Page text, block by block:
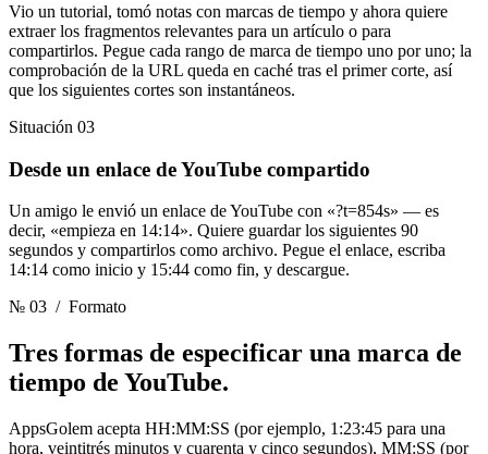
Vio un tutorial, tomó notas con marcas de tiempo y ahora quiere
extraer los fragmentos relevantes para un artículo o para
compartirlos. Pegue cada rango de marca de tiempo uno por uno; la
comprobación de la URL queda en caché tras el primer corte, así
que los siguientes cortes son instantáneos.
Situación 03
Desde un enlace de YouTube compartido
Un amigo le envió un enlace de YouTube con «?t=854s» — es
decir, «empieza en 14:14». Quiere guardar los siguientes 90
segundos y compartirlos como archivo. Pegue el enlace, escriba
14:14 como inicio y 15:44 como fin, y descargue.
№ 03 / Formato
Tres formas de especificar una marca de
tiempo de YouTube.
AppsGolem acepta HH:MM:SS (por ejemplo, 1:23:45 para una
hora, veintitrés minutos y cuarenta y cinco segundos), MM:SS (por